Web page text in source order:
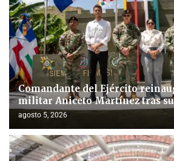
Comandante del Ejército
militar Aniceto Martínez tras
agosto 5, 2026